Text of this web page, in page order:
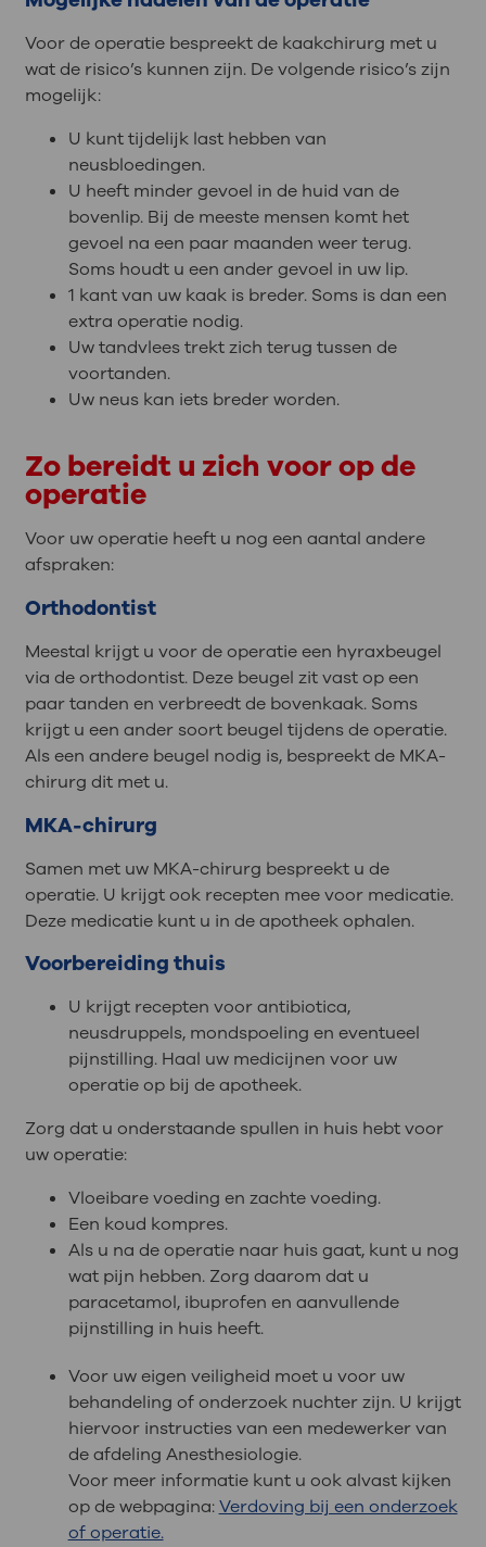
Voor de operatie bespreekt de kaakchirurg met u
wat de risico’s kunnen zijn. De volgende risico’s zijn
mogelijk:
U kunt tijdelijk last hebben van
neusbloedingen.
U heeft minder gevoel in de huid van de
bovenlip. Bij de meeste mensen komt het
gevoel na een paar maanden weer terug.
Soms houdt u een ander gevoel in uw lip.
1 kant van uw kaak is breder. Soms is dan een
extra operatie nodig.
Uw tandvlees trekt zich terug tussen de
voortanden.
Uw neus kan iets breder worden.
Zo bereidt u zich voor op de
operatie
Voor uw operatie heeft u nog een aantal andere
afspraken:
Orthodontist
Meestal krijgt u voor de operatie een hyraxbeugel
via de orthodontist. Deze beugel zit vast op een
paar tanden en verbreedt de bovenkaak. Soms
krijgt u een ander soort beugel tijdens de operatie.
Als een andere beugel nodig is, bespreekt de MKA-
chirurg dit met u.
MKA-chirurg
Samen met uw MKA-chirurg bespreekt u de
operatie. U krijgt ook recepten mee voor medicatie.
Deze medicatie kunt u in de apotheek ophalen.
Voorbereiding thuis
U krijgt recepten voor antibiotica,
neusdruppels, mondspoeling en eventueel
pijnstilling. Haal uw medicijnen voor uw
operatie op bij de apotheek.
Zorg dat u onderstaande spullen in huis hebt voor
uw operatie:
Vloeibare voeding en zachte voeding.
Een koud kompres.
Als u na de operatie naar huis gaat, kunt u nog
wat pijn hebben. Zorg daarom dat u
paracetamol, ibuprofen en aanvullende
pijnstilling in huis heeft.
Voor uw eigen veiligheid moet u voor uw
behandeling of onderzoek nuchter zijn. U krijgt
hiervoor instructies van een medewerker van
de afdeling Anesthesiologie.
Voor meer informatie kunt u ook alvast kijken
op de webpagina:Verdoving bij een onderzoek
of operatie.